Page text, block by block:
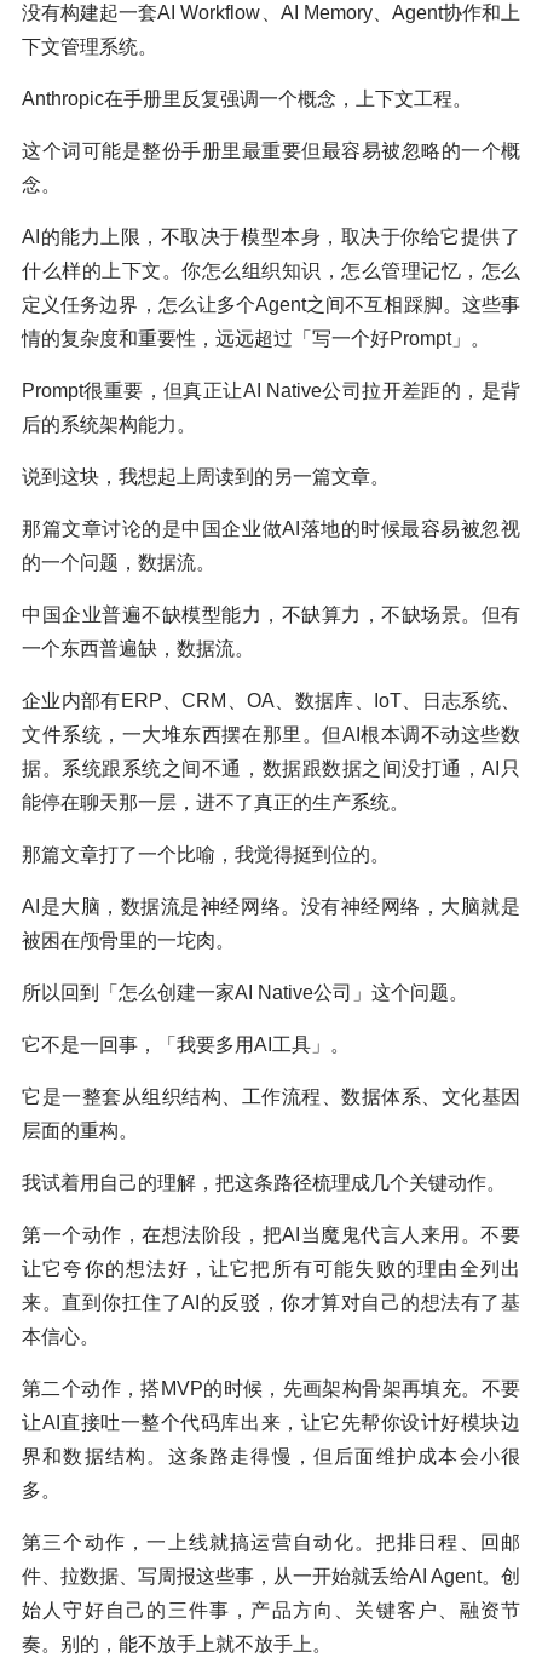
没有构建起一套AI Workflow、AI Memory、Agent协作和上
下文管理系统。
Anthropic在手册里反复强调一个概念，上下文工程。
这个词可能是整份手册里最重要但最容易被忽略的一个概
念。
AI的能力上限，不取决于模型本身，取决于你给它提供了
什么样的上下文。你怎么组织知识，怎么管理记忆，怎么
定义任务边界，怎么让多个Agent之间不互相踩脚。这些事
情的复杂度和重要性，远远超过「写一个好Prompt」。
Prompt很重要，但真正让AI Native公司拉开差距的，是背
后的系统架构能力。
说到这块，我想起上周读到的另一篇文章。
那篇文章讨论的是中国企业做AI落地的时候最容易被忽视
的一个问题，数据流。
中国企业普遍不缺模型能力，不缺算力，不缺场景。但有
一个东西普遍缺，数据流。
企业内部有ERP、CRM、OA、数据库、IoT、日志系统、
文件系统，一大堆东西摆在那里。但AI根本调不动这些数
据。系统跟系统之间不通，数据跟数据之间没打通，AI只
能停在聊天那一层，进不了真正的生产系统。
那篇文章打了一个比喻，我觉得挺到位的。
AI是大脑，数据流是神经网络。没有神经网络，大脑就是
被困在颅骨里的一坨肉。
所以回到「怎么创建一家AI Native公司」这个问题。
它不是一回事，「我要多用AI工具」。
它是一整套从组织结构、工作流程、数据体系、文化基因
层面的重构。
我试着用自己的理解，把这条路径梳理成几个关键动作。
第一个动作，在想法阶段，把AI当魔鬼代言人来用。不要
让它夸你的想法好，让它把所有可能失败的理由全列出
来。直到你扛住了AI的反驳，你才算对自己的想法有了基
本信心。
第二个动作，搭MVP的时候，先画架构骨架再填充。不要
让AI直接吐一整个代码库出来，让它先帮你设计好模块边
界和数据结构。这条路走得慢，但后面维护成本会小很
多。
第三个动作，一上线就搞运营自动化。把排日程、回邮
件、拉数据、写周报这些事，从一开始就丢给AI Agent。创
始人守好自己的三件事，产品方向、关键客户、融资节
奏。别的，能不放手上就不放手上。